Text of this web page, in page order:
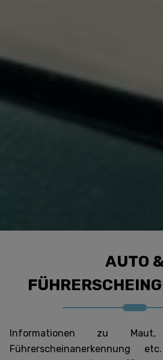
AUTO
Informationen zu Maut,
Führerscheinanerkennung